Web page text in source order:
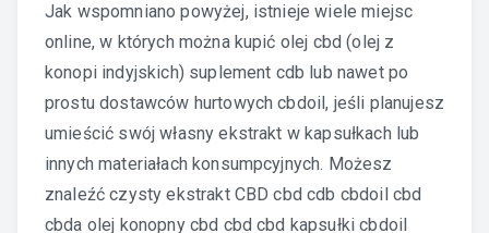
Jak wspomniano powyżej, istnieje wiele miejsc
online, w których można kupić olej cbd (olej z
konopi indyjskich) suplement cdb lub nawet po
prostu dostawców hurtowych cbdoil, jeśli planujesz
umieścić swój własny ekstrakt w kapsułkach lub
innych materiałach konsumpcyjnych. Możesz
znaleźć czysty ekstrakt CBD cbd cdb cbdoil cbd
cbda olej konopny cbd cbd cbd kapsułki cbdoil